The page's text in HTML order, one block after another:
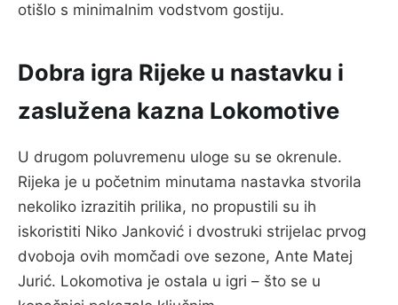
otišlo s minimalnim vodstvom gostiju.
Dobra igra Rijeke u nastavku i
zaslužena kazna Lokomotive
U drugom poluvremenu uloge su se okrenule.
Rijeka je u početnim minutama nastavka stvorila
nekoliko izrazitih prilika, no propustili su ih
iskoristiti Niko Janković i dvostruki strijelac prvog
dvoboja ovih momčadi ove sezone, Ante Matej
Jurić. Lokomotiva je ostala u igri – što se u